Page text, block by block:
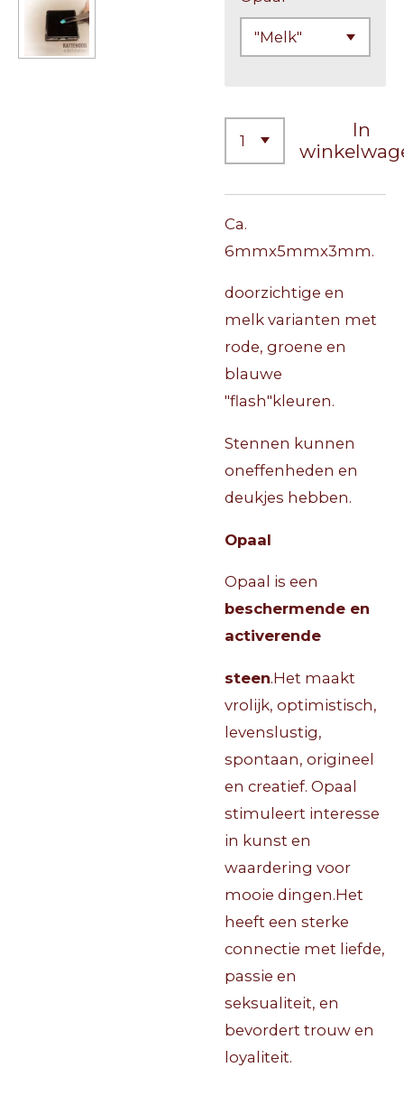
In
Ca.
6mmx5mmx3mm.
doorzichtige en
melk varianten met
rode, groene en
blauwe
"flash"kleuren.
Stennen kunnen
oneffenheden en
deukjes hebben.
Opaal
Opaal is een
beschermende en
activerende
steen.Het maakt
vrolijk, optimistisch,
levenslustig,
spontaan, origineel
en creatief. Opaal
stimuleert interesse
in kunst en
waardering voor
mooie dingen.Het
heeft een sterke
connectie met liefde,
passie en
seksualiteit, en
bevordert trouw en
loyaliteit.